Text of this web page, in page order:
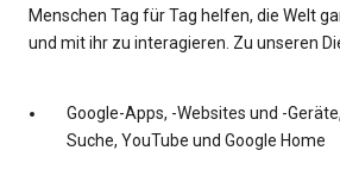
Menschen Tag für Tag helfen, die Welt
und mit ihr zu interagieren. Zu unseren
Google-Apps, -Websites und -
Suche, YouTube und Google Home